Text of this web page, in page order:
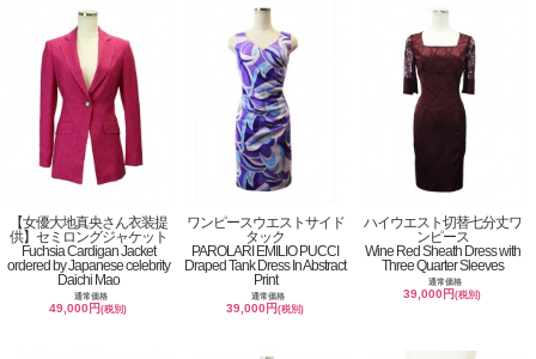
【女優大地真央さん衣装提
供】セミロングジャケット
Fuchsia Cardigan Jacket
ordered by Japanese celebrity
Daichi Mao
通常価格
49,000円(税別)
ワンピースウエストサイド
タック
PAROLARI EMILIO PUCCI
Draped Tank Dress In Abstract
Print
通常価格
39,000円(税別)
ハイウエスト切替七分丈ワ
ンピース
Wine Red Sheath Dress with
Three Quarter Sleeves
通常価格
39,000円(税別)